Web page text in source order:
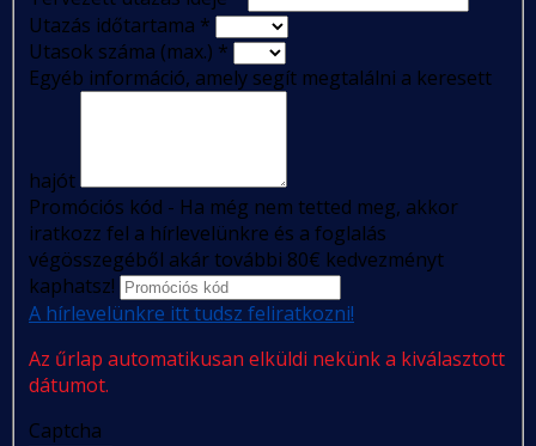
Utazás időtartama *
Utasok száma (max.) *
Egyéb információ, amely segít megtalálni a keresett
hajót
Promóciós kód - Ha még nem tetted meg, akkor
iratkozz fel a hírlevelünkre és a foglalás
végösszegéből akár további 80€ kedvezményt
kaphatsz!
A hírlevelünkre itt tudsz feliratkozni!
Az űrlap automatikusan elküldi nekünk a kiválasztott
dátumot.
Captcha